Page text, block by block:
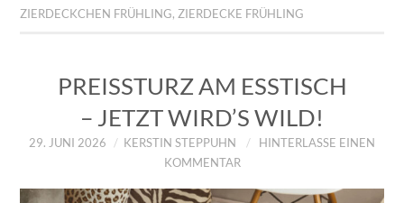
ZIERDECKCHEN FRÜHLING, ZIERDECKE FRÜHLING
PREISSTURZ AM ESSTISCH
– JETZT WIRD’S WILD!
29. JUNI 2026 KERSTIN STEPPUHN
HINTERLASSE EINEN
KOMMENTAR